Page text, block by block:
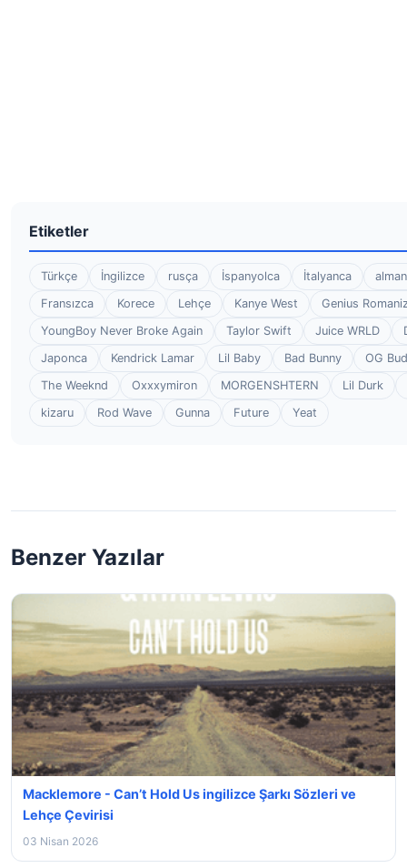
Etiketler
Türkçe İngilizce rusça İspanyolca İtalyanca
Fransızca
Korece Lehçe Kanye West
Genius
YoungBoy Never Broke Again
Taylor Swift Juice WRLD
Japonca
Kendrick Lamar Lil Baby Bad Bunny
OG
The Weeknd
Oxxxymiron MORGENSHTERN
Lil Durk
kizaru
Rod Wave Gunna Future Yeat
Benzer Yazılar
Macklemore - Can’t Hold Us ingilizce Şarkı Sözleri ve
Lehçe Çevirisi
03 Nisan 2026